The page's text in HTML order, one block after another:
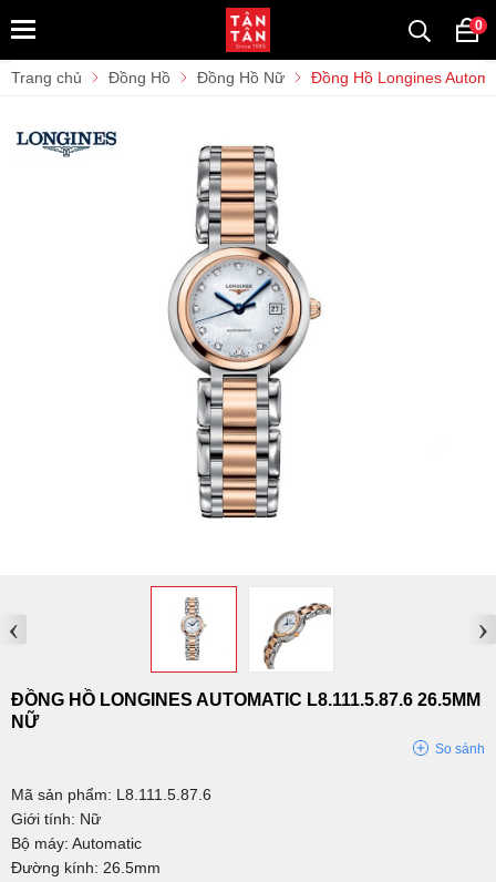
0
Trang chủ Đồng Hồ Đồng Hồ Nữ Đồng Hồ Longines
‹ ›
ĐỒNG HỒ LONGINES AUTOMATIC L8.111.5.87.6 26.5MM
NỮ
So sánh
Mã sản phẩm: L8.111.5.87.6
Giới tính: Nữ
Bộ máy: Automatic
Đường kính: 26.5mm